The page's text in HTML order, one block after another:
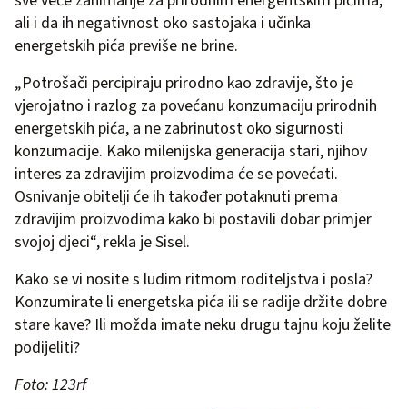
ali i da ih negativnost oko sastojaka i učinka
energetskih pića previše ne brine.
„Potrošači percipiraju prirodno kao zdravije, što je
vjerojatno i razlog za povećanu konzumaciju prirodnih
energetskih pića, a ne zabrinutost oko sigurnosti
konzumacije. Kako milenijska generacija stari, njihov
interes za zdravijim proizvodima će se povećati.
Osnivanje obitelji će ih također potaknuti prema
zdravijim proizvodima kako bi postavili dobar primjer
svojoj djeci“, rekla je Sisel.
Kako se vi nosite s ludim ritmom roditeljstva i posla?
Konzumirate li energetska pića ili se radije držite dobre
stare kave? Ili možda imate neku drugu tajnu koju želite
podijeliti?
Foto: 123rf